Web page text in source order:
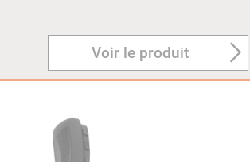
Voir le produit